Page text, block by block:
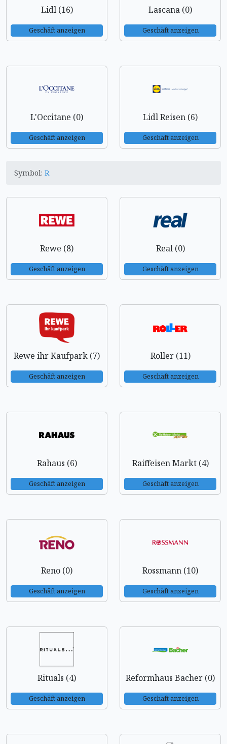
Lidl (16)
Geschäft anzeigen
Lascana (0)
Geschäft anzeigen
L'Occitane (0)
Geschäft anzeigen
Lidl Reisen (6)
Geschäft anzeigen
Symbol: R
Rewe (8)
Geschäft anzeigen
Real (0)
Geschäft anzeigen
Rewe ihr Kaufpark (7)
Geschäft anzeigen
Roller (11)
Geschäft anzeigen
Rahaus (6)
Geschäft anzeigen
Raiffeisen Markt (4)
Geschäft anzeigen
Reno (0)
Geschäft anzeigen
Rossmann (10)
Geschäft anzeigen
Rituals (4)
Geschäft anzeigen
Reformhaus Bacher (0)
Geschäft anzeigen